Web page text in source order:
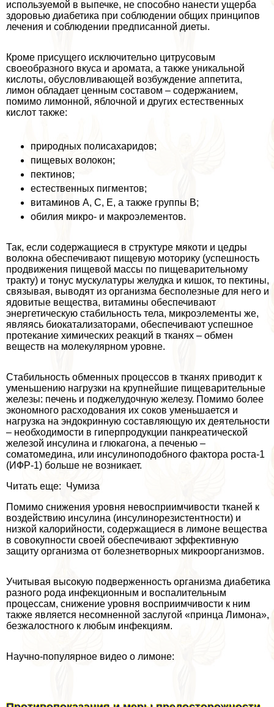
используемой в выпечке, не способно нанести ущерба
здоровью диабетика при соблюдении общих принципов
лечения и соблюдении предписанной диеты.
Кроме присущего исключительно цитрусовым
своеобразного вкуса и аромата, а также уникальной
кислоты, обусловливающей возбуждение аппетита,
лимон обладает ценным составом – содержанием,
помимо лимонной, яблочной и других естественных
кислот также:
природных полисахаридов;
пищевых волокон;
пектинов;
естественных пигментов;
витаминов A, C, E, а также группы B;
обилия микро- и макроэлементов.
Так, если содержащиеся в структуре мякоти и цедры
волокна обеспечивают пищевую моторику (успешность
продвижения пищевой массы по пищеварительному
тpaкту) и тонус мускулатуры желудка и кишок, то пектины,
связывая, выводят из организма бесполезные для него и
ядовитые вещества, витамины обеспечивают
энергетическую стабильность тела, микроэлементы же,
являясь биокатализаторами, обеспечивают успешное
протекание химических реакций в тканях – обмен
веществ на молекулярном уровне.
Стабильность обменных процессов в тканях приводит к
уменьшению нагрузки на крупнейшие пищеварительные
железы: печень и поджелудочную железу. Помимо более
экономного расходования их соков уменьшается и
нагрузка на эндокринную составляющую их деятельности
– необходимости в гиперпродукции панкреатической
железой инсулина и глюкагона, а печенью –
соматомедина, или инсулиноподобного фактора роста-1
(ИФР-1) больше не возникает.
Читать еще: Чумиза
Помимо снижения уровня невосприимчивости тканей к
воздействию инсулина (инсулинорезистентности) и
низкой калорийности, содержащиеся в лимоне вещества
в совокупности своей обеспечивают эффективную
защиту организма от болезнетворных микроорганизмов.
Учитывая высокую подверженность организма диабетика
разного рода инфекционным и воспалительным
процессам, снижение уровня восприимчивости к ним
также является несомненной заслугой «принца Лимона»,
безжалостного к любым инфекциям.
Научно-популярное видео о лимоне: